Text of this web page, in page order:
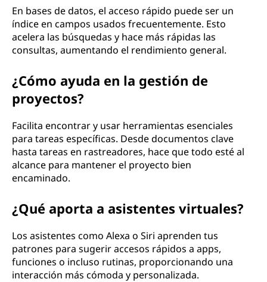
En bases de datos, el acceso rápido puede ser un
índice en campos usados frecuentemente. Esto
acelera las búsquedas y hace más rápidas las
consultas, aumentando el rendimiento general.
¿Cómo ayuda en la gestión de
proyectos?
Facilita encontrar y usar herramientas esenciales
para tareas específicas. Desde documentos clave
hasta tareas en rastreadores, hace que todo esté al
alcance para mantener el proyecto bien
encaminado.
¿Qué aporta a asistentes virtuales?
Los asistentes como Alexa o Siri aprenden tus
patrones para sugerir accesos rápidos a apps,
funciones o incluso rutinas, proporcionando una
interacción más cómoda y personalizada.